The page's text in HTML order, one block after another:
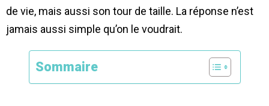
de vie, mais aussi son tour de taille. La réponse n’est
jamais aussi simple qu’on le voudrait.
Sommaire